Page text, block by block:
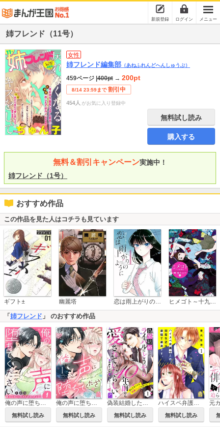
新規登録 ログイン メニュー
姉フレンド（11号）
女性
姉フレンド編集部 （あねふれんどへんしゅうぶ）
459ページ 400pt → 200pt
8/14 23:59まで 割引中
454人 がお気に入り登録中
無料試し読み
購入する
無料＆割引キャンペーン実施中！
姉フレンド（1号）
おすすめ作品
この作品を見た人はコチラも見ています
ギフト± 幽麗塔 恋は雨上がりのように ヒメゴト～十九歳の制服～
「 姉フレンド 」 のおすすめ作品
無料試し読み 無料試し読み 無料試し読み 無料試し読み